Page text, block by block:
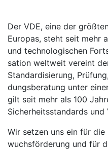
Der VDE, eine der
Euro­pas, steht seit mehr
und tech­no­lo­gischen
sation welt­weit vereint
Stan­dar­di­sierung,
dungs­beratung unter
gilt seit mehr als 100
Sicher­heits­stan­dards und
Wir setzen uns ein für
wuchs­för­derung und für